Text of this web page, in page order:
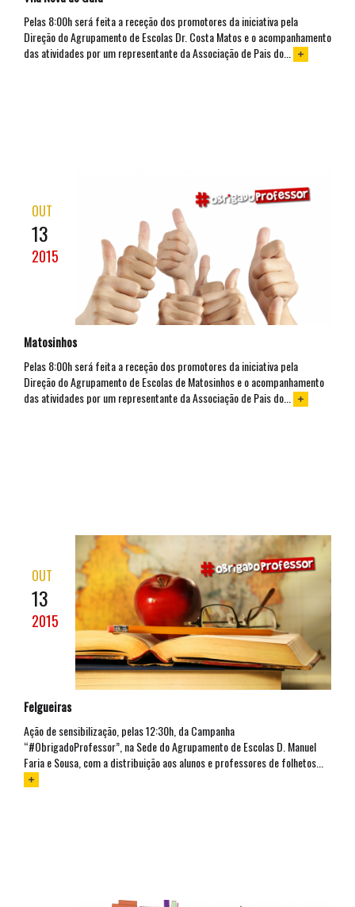
Pelas 8:00h será feita a receção dos promotores da iniciativa pela
Direção do Agrupamento de Escolas Dr. Costa Matos e o acompanhamento
das atividades por um representante da Associação de Pais do...
OUT
13
2015
Matosinhos
Pelas 8:00h será feita a receção dos promotores da iniciativa pela
Direção do Agrupamento de Escolas de Matosinhos e o acompanhamento
das atividades por um representante da Associação de Pais do...
OUT
13
2015
Felgueiras
Ação de sensibilização, pelas 12:30h, da Campanha
“#ObrigadoProfessor”, na Sede do Agrupamento de Escolas D. Manuel
Faria e Sousa, com a distribuição aos alunos e professores de folhetos...